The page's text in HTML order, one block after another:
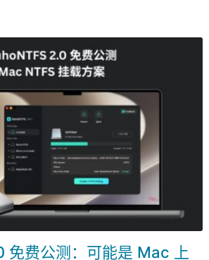
免费公测：可能是 Mac 上